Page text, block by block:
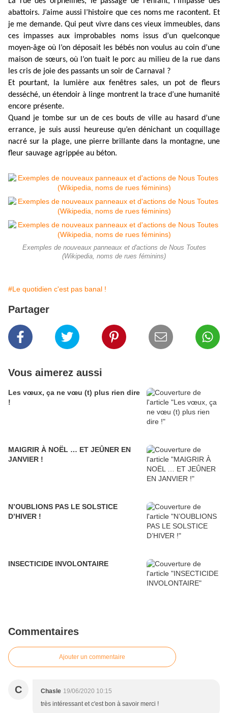
abattoirs. J’aime aussi l’histoire que ces noms me racontent. Et
je me demande. Qui peut vivre dans ces vieux immeubles, dans
ces impasses aux improbables noms issus d’un quelconque
moyen-âge où l’on déposait les bébés non voulus au coin d’une
maison de sœurs, où l’on tuait le porc au milieu de la rue dans
les cris de joie des passants un soir de Carnaval ?
Et pourtant, la lumière aux fenêtres sales, un pot de fleurs
desséché, un étendoir à linge montrent la trace d’une humanité
encore présente.
Quand je tombe sur un de ces bouts de ville au hasard d’une
errance, je suis aussi heureuse qu’en dénichant un coquillage
nacré sur la plage, une pierre brillante dans la montagne, une
fleur sauvage agrippée au béton.
Exemples de nouveaux panneaux et d'actions de Nous Toutes
(Wikipedia, noms de rues féminins)
#Le quotidien c'est pas banal !
Partager
Vous aimerez aussi
Les vœux, ça ne vœu (t) plus rien dire
!
MAIGRIR À NOËL … ET JEÛNER EN
JANVIER !
N’OUBLIONS PAS LE SOLSTICE
D’HIVER !
INSECTICIDE INVOLONTAIRE
Commentaires
Ajouter un commentaire
C Chasle 19/06/2020 10:15
très intéressant et c'est bon à savoir merci !